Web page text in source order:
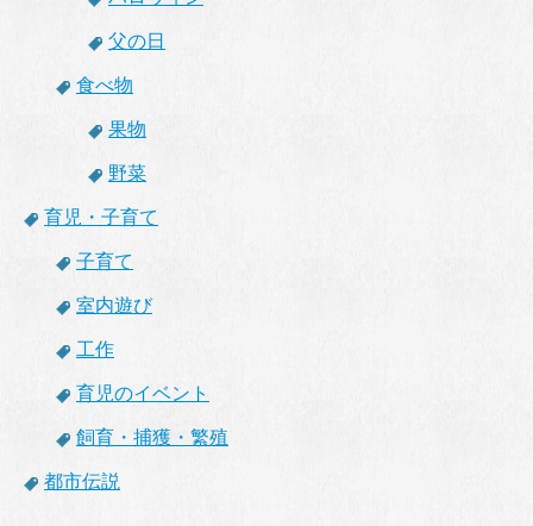
父の日
食べ物
果物
野菜
育児・子育て
子育て
室内遊び
工作
育児のイベント
飼育・捕獲・繁殖
都市伝説